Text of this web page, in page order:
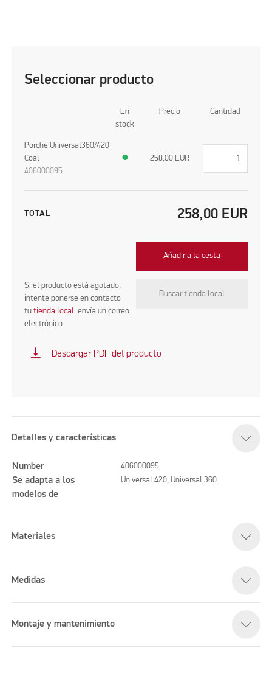
Seleccionar producto
En
stock
Precio Cantidad
Porche Universal360/420
Coal
406000095
● 258,00 EUR
TOTAL 258,00 EUR
Añadir a la cesta
Si el producto está agotado,
intente ponerse en contacto
tutienda localenvía un correo
electrónico
Buscar tienda local
vertical_align_bottom Descargar PDF del producto
Detalles y características
Number 406000095
Se adapta a los
modelos de
Universal 420, Universal 360
Materiales
Medidas
Montaje y mantenimiento